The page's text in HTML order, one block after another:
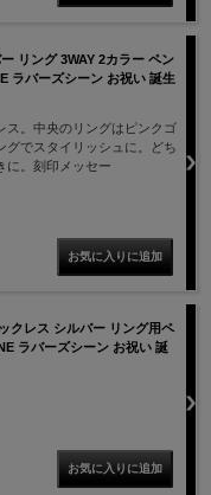
リング 3WAY 2カラー ペン
ラバーズシーン お祝い 誕生
ス。中央のリングはピンクゴ
グでスタイリッシュに。どち
に。刻印メッセー
クレス シルバー リング用ペ
ラバーズシーン お祝い 誕